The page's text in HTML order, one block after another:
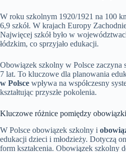
W roku szkolnym 1920/1921 na 100
6,9 szkół. W krajach Europy
Najwięcej szkół było w
łódzkim, co sprzyjało edukacji.
Obowiązek szkolny w Polsce zaczyna
7 lat. To kluczowe dla planowania
w Polsce wpływa na współczesny
kształtując przyszłe pokolenia.
Kluczowe różnice pomiędzy
W Polsce obowiązek szkolny i
edukacji dzieci i młodzieży. Dotyczą
form kształcenia. Obowiązek szkolny